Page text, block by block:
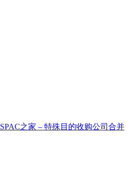
SPAC之家 – 特殊目的收购公司合并